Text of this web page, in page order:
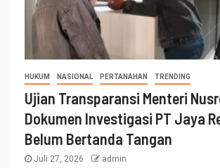
HUKUM NASIONAL PERTANAHAN TRENDING
Ujian Transparansi Menteri
Dokumen Investigasi PT Jaya
Belum Bertanda Tangan
Juli 27, 2026 admin